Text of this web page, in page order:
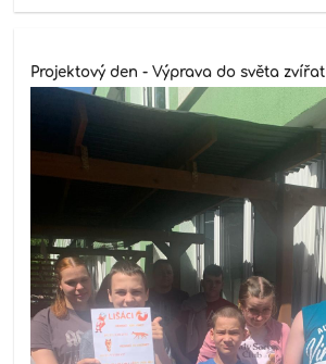
Projektový den - Výprava do světa zvířat